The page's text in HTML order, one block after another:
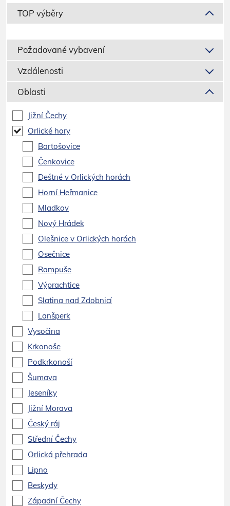
TOP výběry
Požadované vybavení
Vzdálenosti
Oblasti
Jižní Čechy
Orlické hory
Bartošovice
Čenkovice
Deštné v Orlických horách
Horní Heřmanice
Mladkov
Nový Hrádek
Olešnice v Orlických horách
Osečnice
Rampuše
Výprachtice
Slatina nad Zdobnicí
Lanšperk
Vysočina
Krkonoše
Podkrkonoší
Šumava
Jeseníky
Jižní Morava
Český ráj
Střední Čechy
Orlická přehrada
Lipno
Beskydy
Západní Čechy